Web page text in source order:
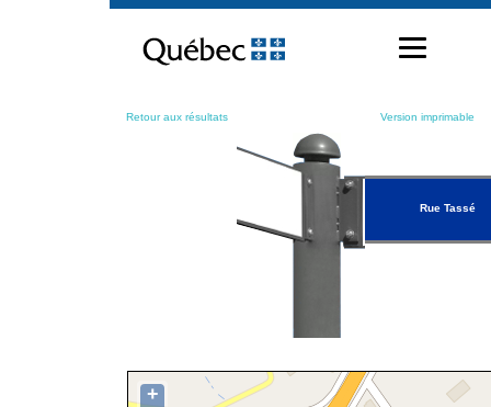
contenu
Retour aux résultats Version imprimable
Rue Tassé
+